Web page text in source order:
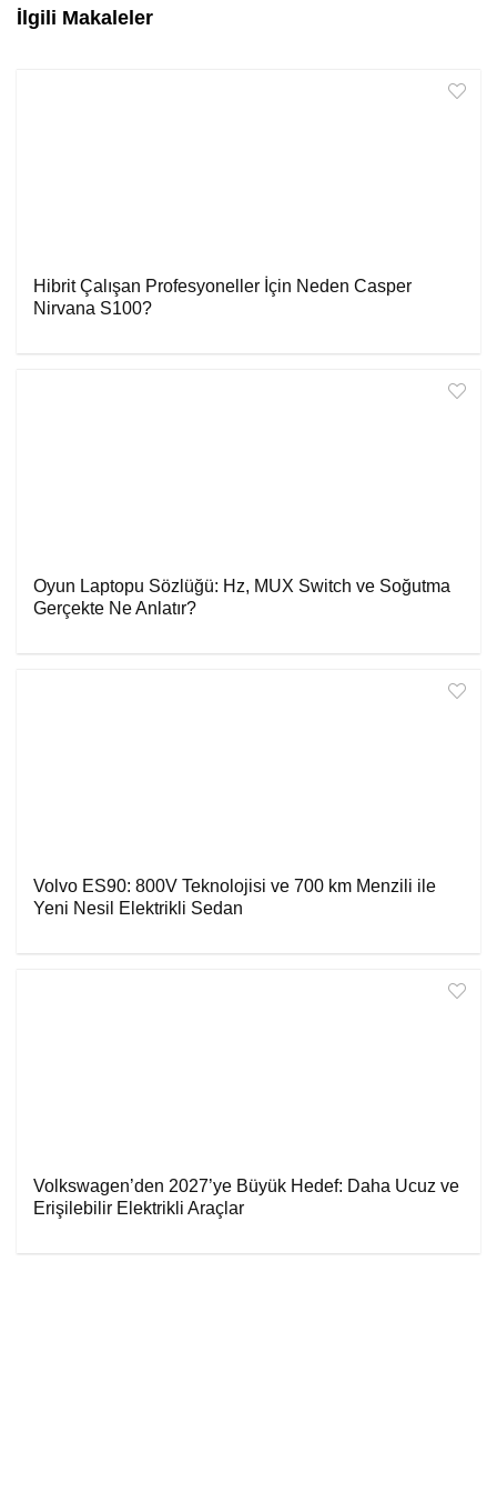
İlgili Makaleler
Hibrit Çalışan Profesyoneller İçin Neden Casper
Nirvana S100?
Oyun Laptopu Sözlüğü: Hz, MUX Switch ve Soğutma
Gerçekte Ne Anlatır?
Volvo ES90: 800V Teknolojisi ve 700 km Menzili ile
Yeni Nesil Elektrikli Sedan
Volkswagen’den 2027’ye Büyük Hedef: Daha Ucuz ve
Erişilebilir Elektrikli Araçlar